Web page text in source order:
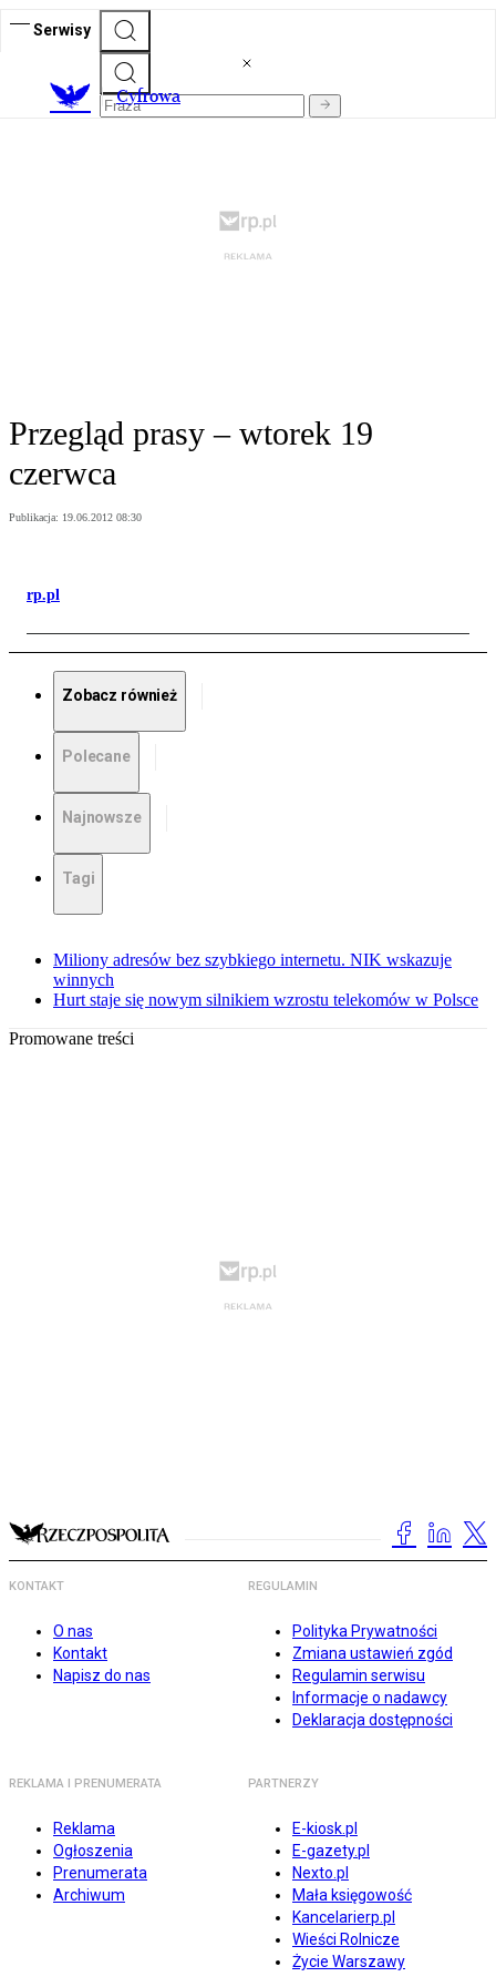
Serwisy
Cyfrowa
Przegląd prasy – wtorek 19
czerwca
Publikacja: 19.06.2012 08:30
rp.pl
Zobacz również
Polecane
Najnowsze
Tagi
Miliony adresów bez szybkiego internetu. NIK wskazuje
winnych
Hurt staje się nowym silnikiem wzrostu telekomów w Polsce
Promowane treści
KONTAKT
O nas
Kontakt
Napisz do nas
REGULAMIN
Polityka Prywatności
Zmiana ustawień zgód
Regulamin serwisu
Informacje o nadawcy
Deklaracja dostępności
REKLAMA I PRENUMERATA
Reklama
Ogłoszenia
Prenumerata
Archiwum
PARTNERZY
E-kiosk.pl
E-gazety.pl
Nexto.pl
Mała księgowość
Kancelarierp.pl
Wieści Rolnicze
Życie Warszawy